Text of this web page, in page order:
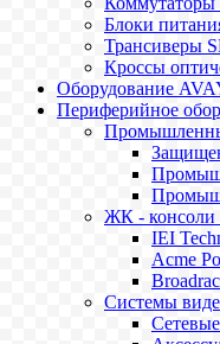
Блоки
Трансиверы
Кроссы
Оборудование
Периферийное
ЖК - консоли
IEI
Acme
Системы